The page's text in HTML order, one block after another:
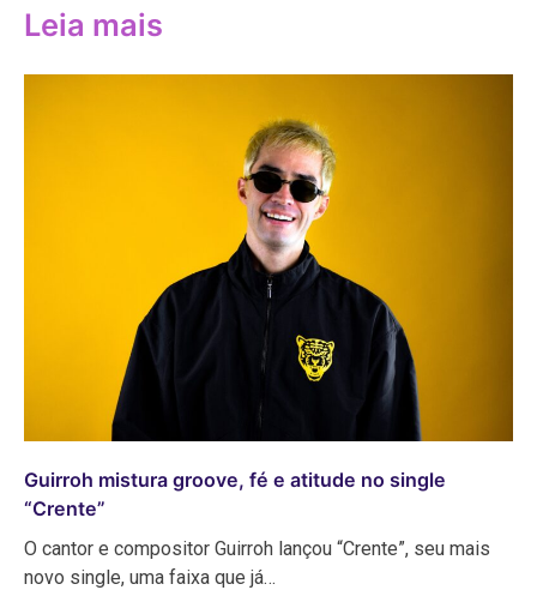
Leia mais
Guirroh mistura groove, fé e atitude no single
“Crente”
O cantor e compositor Guirroh lançou “Crente”, seu mais
novo single, uma faixa que já…